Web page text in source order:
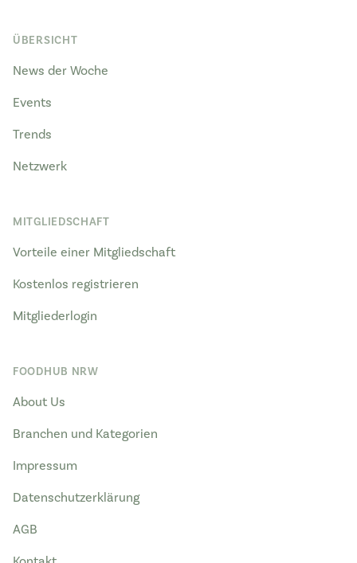
ÜBERSICHT
News der Woche
Events
Trends
Netzwerk
MITGLIEDSCHAFT
Vorteile einer Mitgliedschaft
Kostenlos registrieren
Mitgliederlogin
FOODHUB NRW
About Us
Branchen und Kategorien
Impressum
Datenschutzerklärung
AGB